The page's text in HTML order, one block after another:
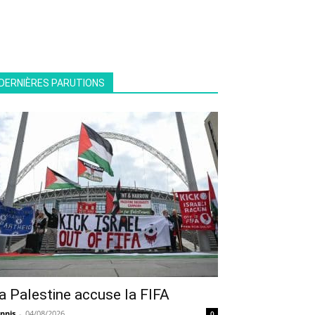
PARUTIONS
Palestine accuse la FIFA